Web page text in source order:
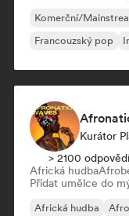
Komerční/
Francouzský pop
Kurátor
> 2100 odpovědí
Africká hudba
Přidat umělce do
Africká hudba